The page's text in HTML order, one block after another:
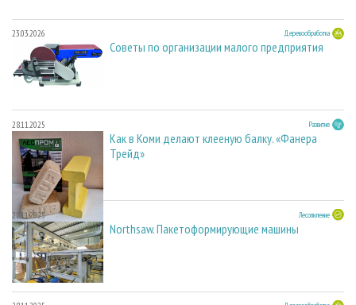
23.03.2026 Деревообработка
Советы по организации малого предприятия
28.11.2025 Развитие
Как в Коми делают клееную балку. «Фанера
Трейд»
28.11.2025 Лесопиление
Northsaw. Пакетоформирующие машины